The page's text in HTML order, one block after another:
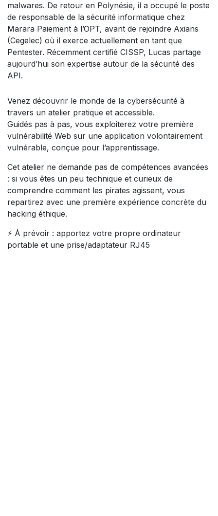
malwares. De retour en Polynésie, il a occupé le poste
de responsable de la sécurité informatique chez
Marara Paiement à l’OPT, avant de rejoindre Axians
(Cegelec) où il exerce actuellement en tant que
Pentester. Récemment certifié CISSP, Lucas partage
aujourd’hui son expertise autour de la sécurité des
API.
Venez découvrir le monde de la cybersécurité à
travers un atelier pratique et accessible.
Guidés pas à pas, vous exploiterez votre première
vulnérabilité Web sur une application volontairement
vulnérable, conçue pour l’apprentissage.
Cet atelier ne demande pas de compétences avancées
: si vous êtes un peu technique et curieux de
comprendre comment les pirates agissent, vous
repartirez avec une première expérience concrète du
hacking éthique.
⚡ À prévoir : apportez votre propre ordinateur
portable et une prise/adaptateur RJ45